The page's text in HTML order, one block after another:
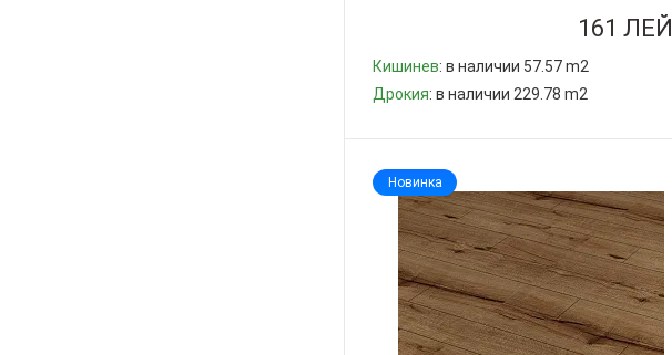
161 ЛЕЙ
Кишинев: в наличии 57.57 m2
Дрокия: в наличии 229.78 m2
Новинка